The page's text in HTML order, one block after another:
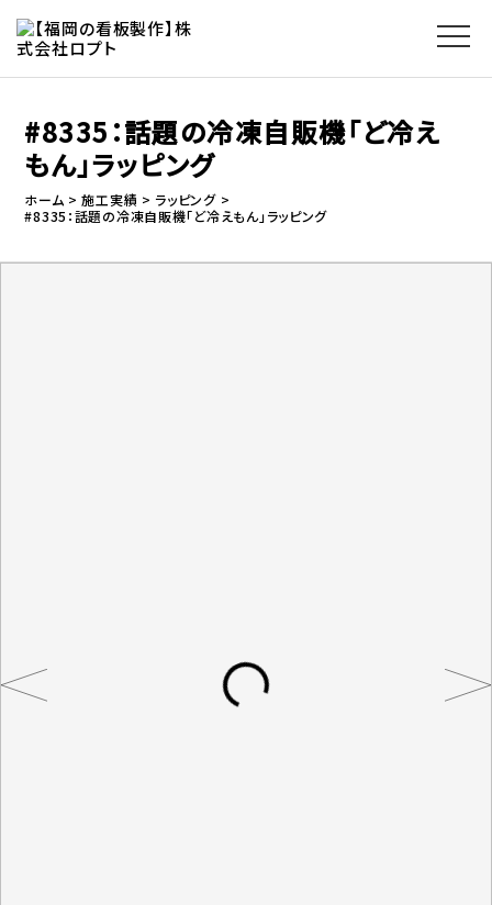
#8335：話題の冷凍自販機「ど冷え
もん」ラッピング
ホーム 施工実績
ラッピング
#8335：話題の冷凍自販機「ど冷えもん」ラッピング